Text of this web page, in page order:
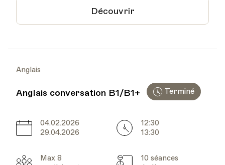
Découvrir
Anglais
Anglais conversation B1/B1+ Terminé
Date
04.02.2026
29.04.2026
Heure
12:30
13:30
Participants
Max 8
Cours
10 séances